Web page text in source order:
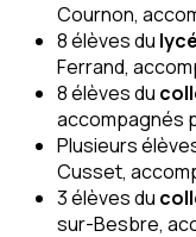
Cournon,
8 élèves du
Ferrand,
8 élèves du
accompagnés
Plusieurs
Cusset,
3 élèves du
sur-Besbre,